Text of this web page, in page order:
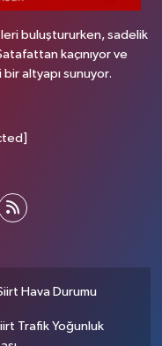
buluştururken, sadelik
kaçınıyor ve
altyapı sunuyor.
Hava Durumu
Trafik Yoğunluk